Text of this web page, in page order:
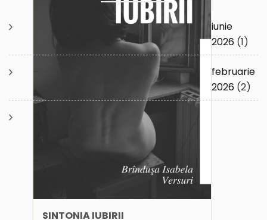
SINTONIA IUBIRII
iunie
2026 (1)
februarie
2026 (2)